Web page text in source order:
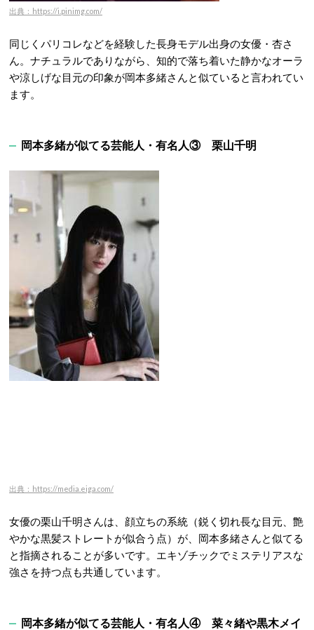
出典：https://i.pinimg.com/
同じくパリコレなどを経験した長身モデル出身の女優・杏さ
ん。ナチュラルでありながら、知的で落ち着いた静かなオーラ
や涼しげな目元の印象が岡本多緒さんと似ていると言われてい
ます。
岡本多緒が似てる芸能人・有名人③ 栗山千明
出典：https://media.eiga.com/
女優の栗山千明さんは、 顔立ちの系統（鋭く切れ長な目元、艶
やかな黒髪ストレートが似合う点）が、岡本多緒さんと似てる
と指摘されることが多いです。エキゾチックでミステリアスな
強さを持つ点も共通しています。
岡本多緒が似てる芸能人・有名人④ 菜々緒や黒木メイ